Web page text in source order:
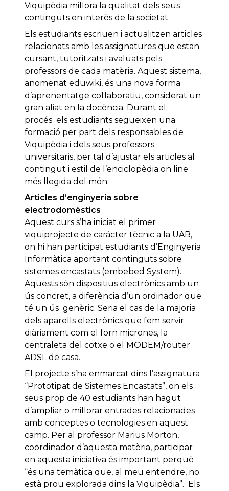
Viquipèdia millora la qualitat dels seus
continguts en interès de la societat.
Els estudiants escriuen i actualitzen articles
relacionats amb les assignatures que estan
cursant, tutoritzats i avaluats pels
professors de cada matèria. Aquest sistema,
anomenat eduwiki, és una nova forma
d’aprenentatge col·laboratiu, considerat un
gran aliat en la docència. Durant el
procés els estudiants segueixen una
formació per part dels responsables de
Viquipèdia i dels seus professors
universitaris, per tal d’ajustar els articles al
contingut i estil de l’enciclopèdia on line
més llegida del món.
Articles d’enginyeria sobre
electrodomèstics
Aquest curs s’ha iniciat el primer
viquiprojecte de carácter tècnic a la UAB,
on hi han participat estudiants d’Enginyeria
Informàtica aportant continguts sobre
sistemes encastats (embebed System).
Aquests són dispositius electrònics amb un
ús concret, a diferència d’un ordinador que
té un ús genèric. Seria el cas de la majoria
dels aparells electrònics que fem servir
diàriament com el forn micrones, la
centraleta del cotxe o el MODEM/router
ADSL de casa.
El projecte s’ha enmarcat dins l’assignatura
“Prototipat de Sistemes Encastats”, on els
seus prop de 40 estudiants han hagut
d’ampliar o millorar entrades relacionades
amb conceptes o tecnologies en aquest
camp. Per al professor Marius Morton,
coordinador d’aquesta matèria, participar
en aquesta iniciativa és important perquè
“és una temàtica que, al meu entendre, no
està prou explorada dins la Viquipèdia”. Els